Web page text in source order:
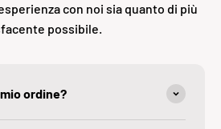
con noi sia quanto di più
possibile.
ordine?